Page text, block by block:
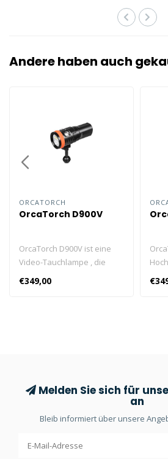
Andere haben auch
ORCATORCH
OrcaTorch D900V
OrcaTorch D900V ist eine
Video-Tauchlampe , die
speziell für
Unterwasserfotografen
€349,00
mit
Melden Sie sich für
an
Bleib informiert über unsere